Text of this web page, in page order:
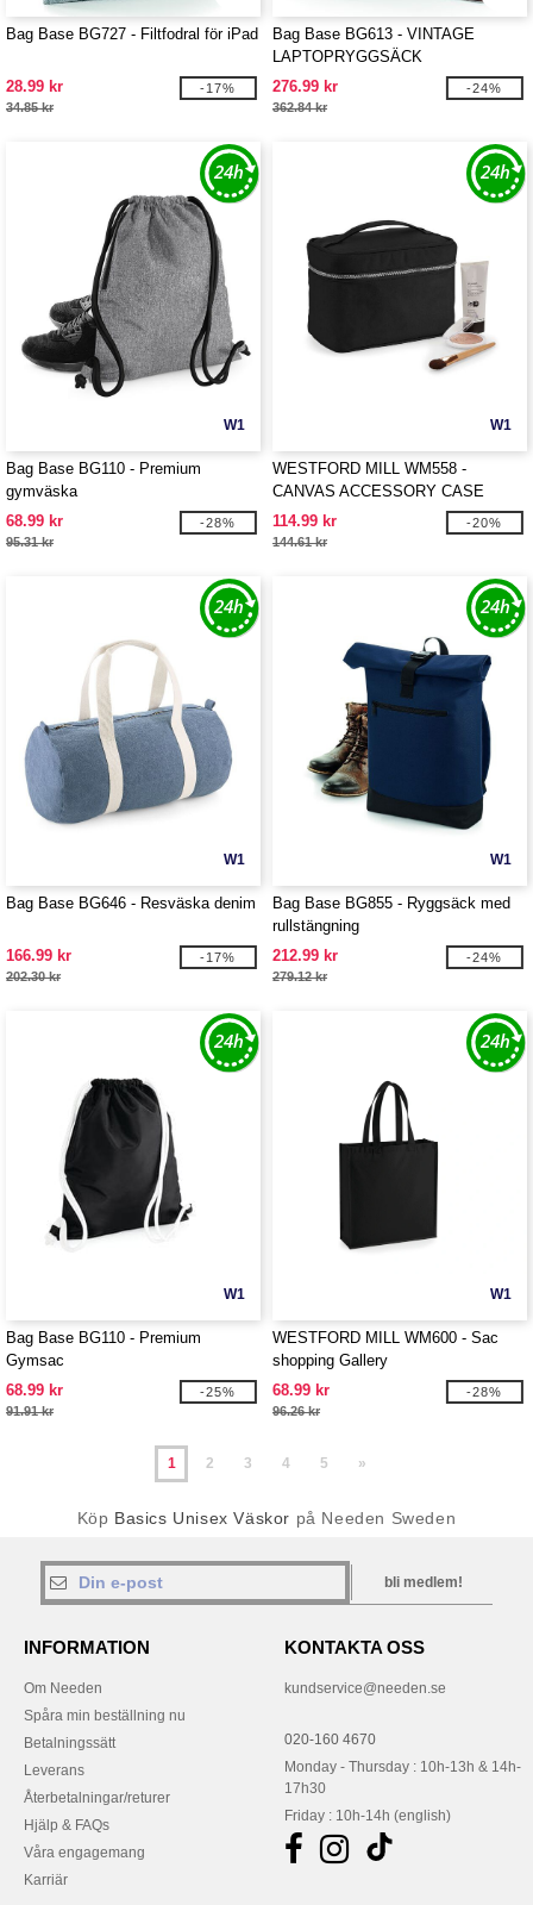
Bag Base BG727 - Filtfodral för iPad
28.99 kr
34.85 kr
-17%
Bag Base BG613 - VINTAGE
LAPTOPRYGGSÄCK
276.99 kr
362.84 kr
-24%
W1
Bag Base BG110 - Premium
gymväska
68.99 kr
95.31 kr
-28%
W1
WESTFORD MILL WM558 -
CANVAS ACCESSORY CASE
114.99 kr
144.61 kr
-20%
W1
Bag Base BG646 - Resväska denim
166.99 kr
202.30 kr
-17%
W1
Bag Base BG855 - Ryggsäck med
rullstängning
212.99 kr
279.12 kr
-24%
W1
Bag Base BG110 - Premium
Gymsac
68.99 kr
91.91 kr
-25%
W1
WESTFORD MILL WM600 - Sac
shopping Gallery
68.99 kr
96.26 kr
-28%
1 2 3 4 5 »
Köp Basics Unisex Väskor på Needen Sweden
bli medlem!
INFORMATION
Om Needen
Spåra min beställning nu
Betalningssätt
Leverans
Återbetalningar/returer
Hjälp & FAQs
Våra engagemang
Karriär
KONTAKTA OSS
kundservice@needen.se
020-160 4670
Monday - Thursday : 10h-13h & 14h-
17h30
Friday : 10h-14h (english)